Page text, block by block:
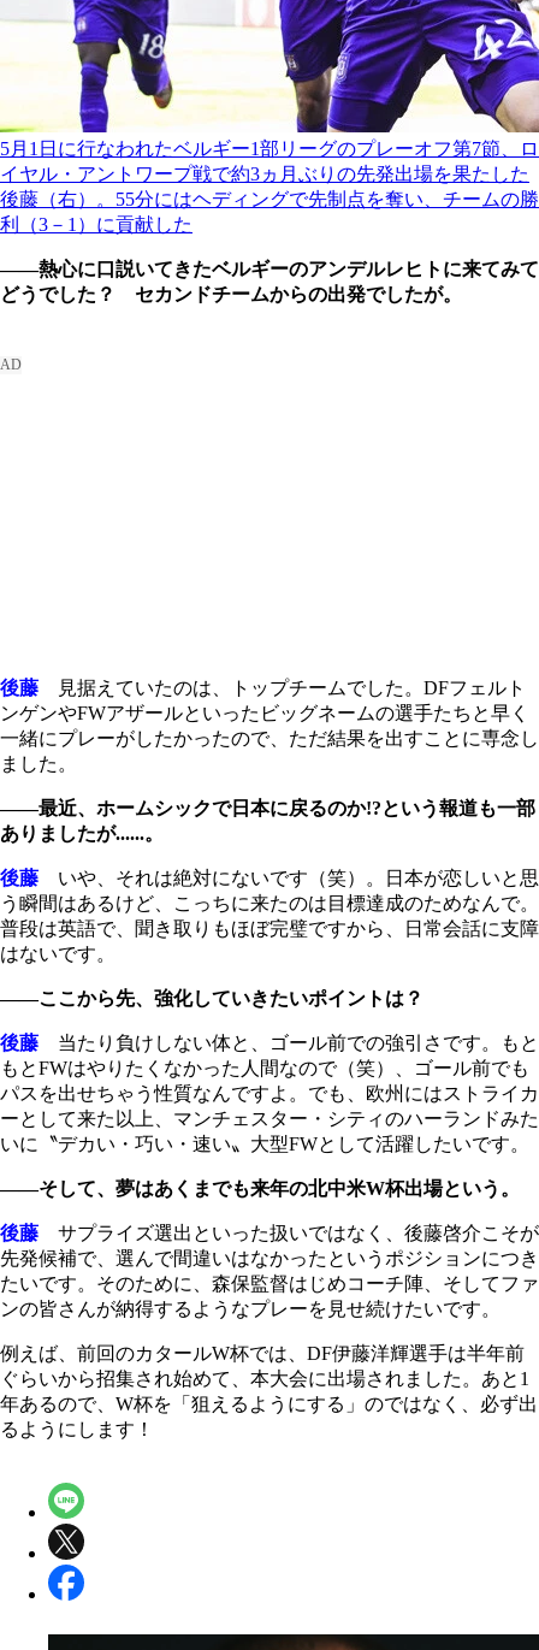
5月1日に行なわれたベルギー1部リーグのプレーオフ第7節、ロ
イヤル・アントワープ戦で約3ヵ月ぶりの先発出場を果たした
後藤（右）。55分にはヘディングで先制点を奪い、チームの勝
利（3－1）に貢献した
――熱心に口説いてきたベルギーのアンデルレヒトに来てみて
どうでした？ セカンドチームからの出発でしたが。
後藤 見据えていたのは、トップチームでした。DFフェルト
ンゲンやFWアザールといったビッグネームの選手たちと早く
一緒にプレーがしたかったので、ただ結果を出すことに専念し
ました。
――最近、ホームシックで日本に戻るのか!?という報道も一部
ありましたが......。
後藤 いや、それは絶対にないです（笑）。日本が恋しいと思
う瞬間はあるけど、こっちに来たのは目標達成のためなんで。
普段は英語で、聞き取りもほぼ完璧ですから、日常会話に支障
はないです。
――ここから先、強化していきたいポイントは？
後藤 当たり負けしない体と、ゴール前での強引さです。もと
もとFWはやりたくなかった人間なので（笑）、ゴール前でも
パスを出せちゃう性質なんですよ。でも、欧州にはストライカ
ーとして来た以上、マンチェスター・シティのハーランドみた
いに〝デカい・巧い・速い〟大型FWとして活躍したいです。
――そして、夢はあくまでも来年の北中米W杯出場という。
後藤 サプライズ選出といった扱いではなく、後藤啓介こそが
先発候補で、選んで間違いはなかったというポジションにつき
たいです。そのために、森保監督はじめコーチ陣、そしてファ
ンの皆さんが納得するようなプレーを見せ続けたいです。
例えば、前回のカタールW杯では、DF伊藤洋輝選手は半年前
ぐらいから招集され始めて、本大会に出場されました。あと1
年あるので、W杯を「狙えるようにする」のではなく、必ず出
るようにします！